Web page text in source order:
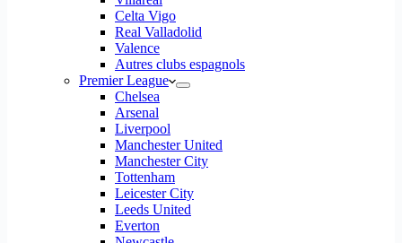
Celta Vigo
Real Valladolid
Valence
Autres clubs espagnols
Premier League
Chelsea
Arsenal
Liverpool
Manchester United
Manchester City
Tottenham
Leicester City
Leeds United
Everton